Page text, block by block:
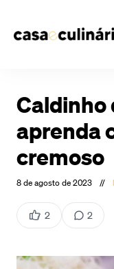
Caldinho
aprenda
cremoso
8 de agosto de 2023 //
2 2